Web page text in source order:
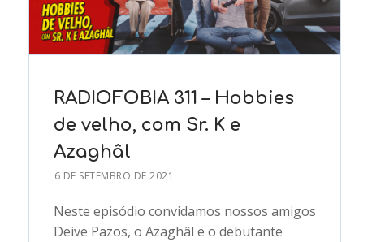
RADIOFOBIA 311 – Hobbies
de velho, com Sr. K e
Azaghâl
6 DE SETEMBRO DE 2021
Neste episódio convidamos nossos amigos
Deive Pazos, o Azaghâl e o debutante